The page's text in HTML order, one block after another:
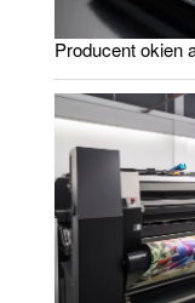
Producent okien